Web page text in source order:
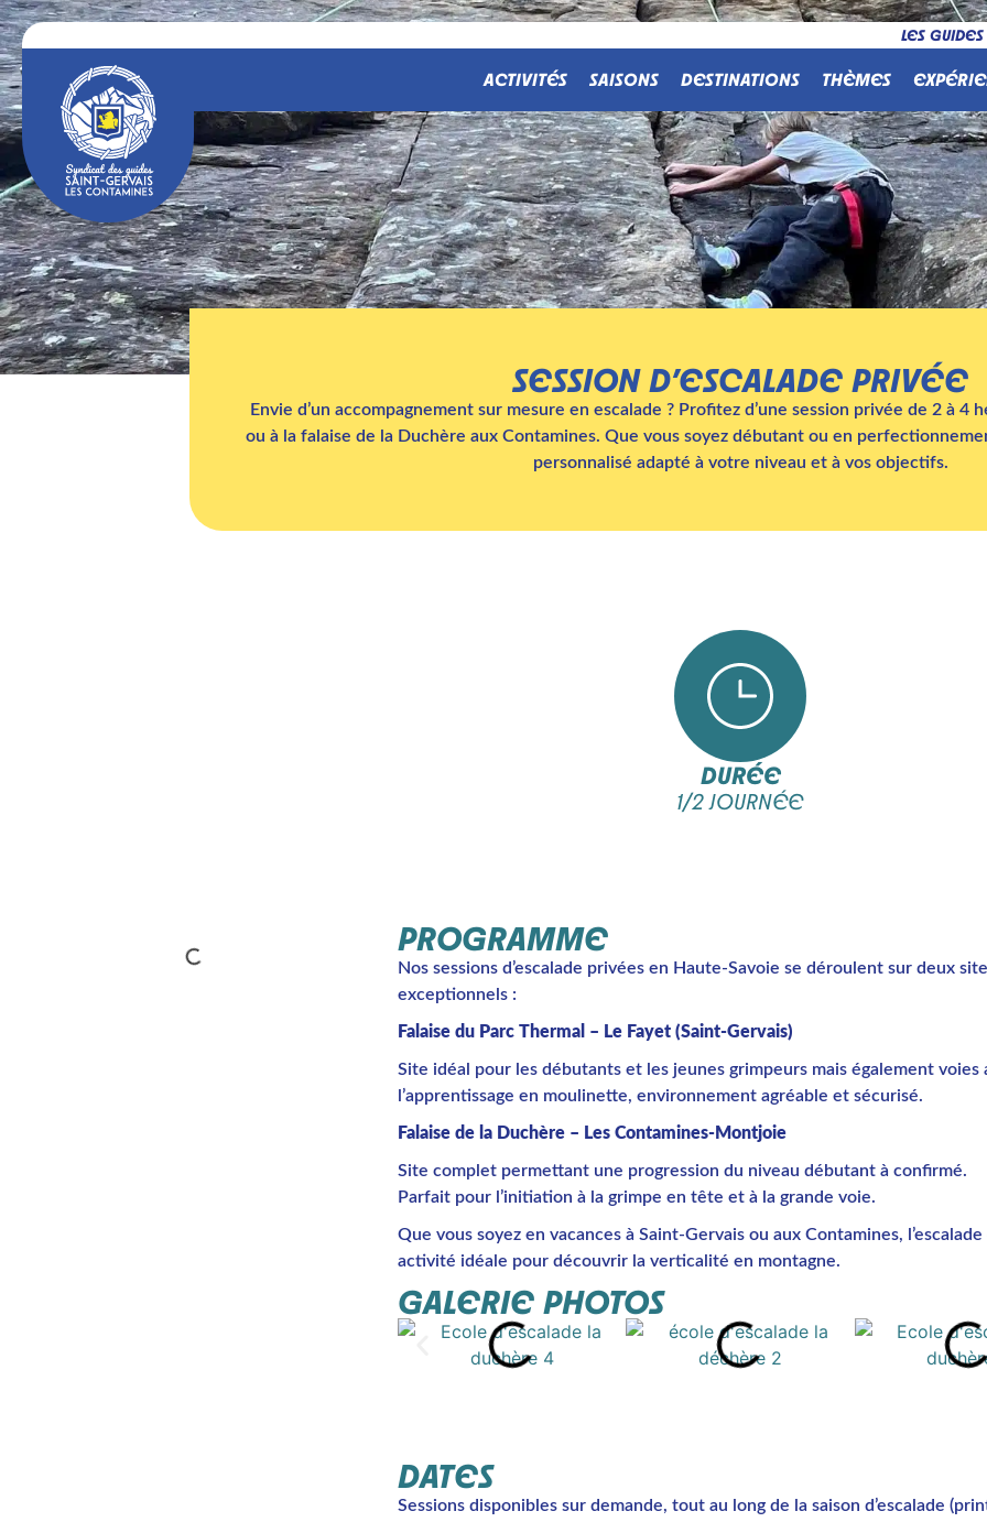
LES GUIDES
ACTIVITÉS SAISONS DESTINATIONS THÈMES
SESSION D’ESCALADE PRIVÉE
Envie d’un accompagnement sur mesure en escalade ? Profitez d’une session privée de 2 à 4
ou à la falaise de la Duchère aux Contamines. Que vous soyez débutant ou en
personnalisé adapté à votre niveau et à vos objectifs.
DURÉE
1/2 JOURNÉE
PROGRAMME
Nos sessions d’escalade privées en Haute-Savoie se déroulent sur deux
exceptionnels :
Falaise du Parc Thermal – Le Fayet (Saint-Gervais)
Site idéal pour les débutants et les jeunes grimpeurs mais également voies
l’apprentissage en moulinette, environnement agréable et sécurisé.
Falaise de la Duchère – Les Contamines-Montjoie
Site complet permettant une progression du niveau débutant à confirmé.
Parfait pour l’initiation à la grimpe en tête et à la grande voie.
Que vous soyez en vacances à Saint-Gervais ou aux Contamines,
activité idéale pour découvrir la verticalité en montagne.
GALERIE PHOTOS
DATES
Sessions disponibles sur demande, tout au long de la saison d’escalade